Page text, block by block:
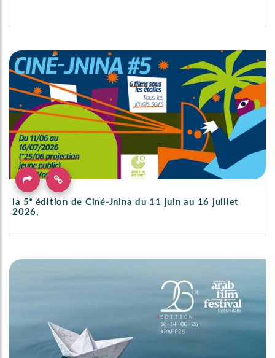
la 5ᵉ édition de Ciné-Jnina du 11 juin au 16 juillet
2026,